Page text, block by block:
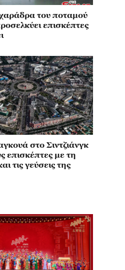
του ποταμού
επισκέπτες
στο Σιντζιάνγκ
επισκέπτες με τη
τις γεύσεις της